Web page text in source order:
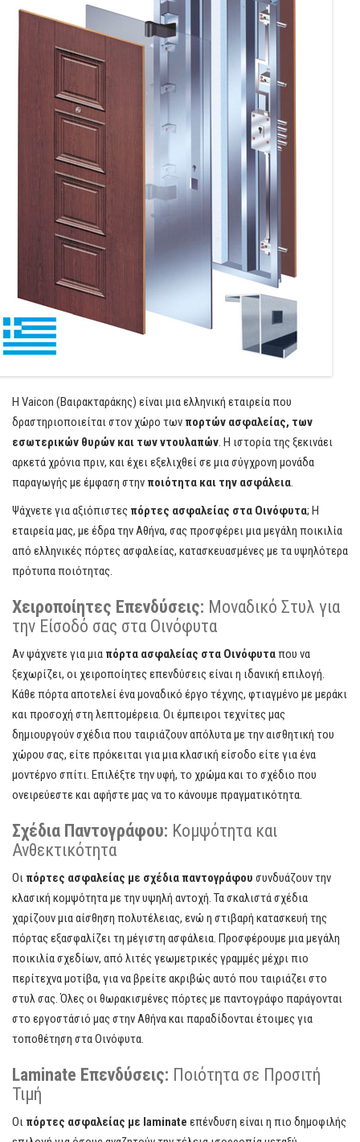
Η Vaicon (Βαιρακταράκης) είναι μια ελληνική εταιρεία που
δραστηριοποιείται στον χώρο των πορτών ασφαλείας, των
εσωτερικών θυρών και των ντουλαπών. Η ιστορία της ξεκινάει
αρκετά χρόνια πριν, και έχει εξελιχθεί σε μια σύγχρονη μονάδα
παραγωγής με έμφαση στην ποιότητα και την ασφάλεια.
Ψάχνετε για αξιόπιστες πόρτες ασφαλείας στα Οινόφυτα; Η
εταιρεία μας, με έδρα την Αθήνα, σας προσφέρει μια μεγάλη ποικιλία
από ελληνικές πόρτες ασφαλείας, κατασκευασμένες με τα υψηλότερα
πρότυπα ποιότητας.
Χειροποίητες Επενδύσεις: Μοναδικό Στυλ για
την Είσοδό σας στα Οινόφυτα
Αν ψάχνετε για μια πόρτα ασφαλείας στα Οινόφυταπου να
ξεχωρίζει, οι χειροποίητες επενδύσεις είναι η ιδανική επιλογή.
Κάθε πόρτα αποτελεί ένα μοναδικό έργο τέχνης, φτιαγμένο με μεράκι
και προσοχή στη λεπτομέρεια. Οι έμπειροι τεχνίτες μας
δημιουργούν σχέδια που ταιριάζουν απόλυτα με την αισθητική του
χώρου σας, είτε πρόκειται για μια κλασική είσοδο είτε για ένα
μοντέρνο σπίτι. Επιλέξτε την υφή, το χρώμα και το σχέδιο που
ονειρεύεστε και αφήστε μας να το κάνουμε πραγματικότητα.
Σχέδια Παντογράφου: Κομψότητα και
Ανθεκτικότητα
Οι πόρτες ασφαλείας με σχέδια παντογράφου συνδυάζουν την
κλασική κομψότητα με την υψηλή αντοχή. Τα σκαλιστά σχέδια
χαρίζουν μια αίσθηση πολυτέλειας, ενώ η στιβαρή κατασκευή της
πόρτας εξασφαλίζει τη μέγιστη ασφάλεια. Προσφέρουμε μια μεγάλη
ποικιλία σχεδίων, από λιτές γεωμετρικές γραμμές μέχρι πιο
περίτεχνα μοτίβα, για να βρείτε ακριβώς αυτό που ταιριάζει στο
στυλ σας. Όλες οι θωρακισμένες πόρτες με παντογράφο παράγονται
στο εργοστάσιό μας στην Αθήνα και παραδίδονται έτοιμες για
τοποθέτηση στα Οινόφυτα.
Laminate Επενδύσεις: Ποιότητα σε Προσιτή
Τιμή
Οι πόρτες ασφαλείας με laminate επένδυση είναι η πιο δημοφιλής